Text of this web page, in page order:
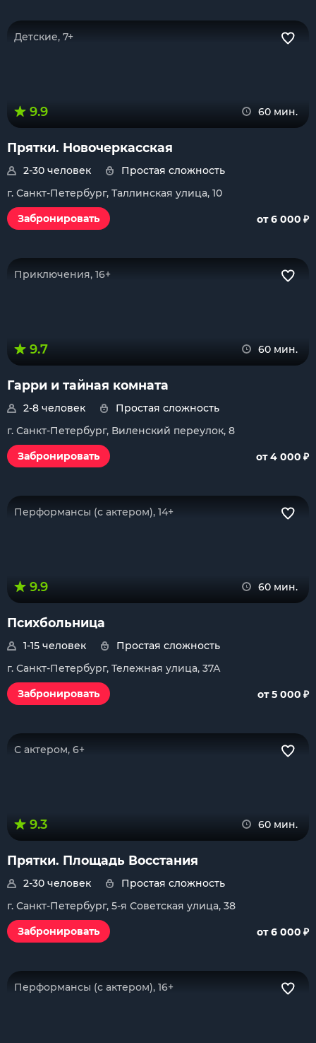
Детские, 7+
9.9 60 мин.
Прятки. Новочеркасская
2-30 человек
Простая сложность
г. Санкт-Петербург, Таллинская улица, 10
Забронировать
от 6 000 ₽
Приключения, 16+
9.7 60 мин.
Гарри и тайная комната
2-8 человек
Простая сложность
г. Санкт-Петербург, Виленский переулок, 8
Забронировать
от 4 000 ₽
Перформансы (с актером), 14+
9.9 60 мин.
Психбольница
1-15 человек
Простая сложность
г. Санкт-Петербург, Тележная улица, 37А
Забронировать
от 5 000 ₽
С актером, 6+
9.3 60 мин.
Прятки. Площадь Восстания
2-30 человек
Простая сложность
г. Санкт-Петербург, 5-я Советская улица, 38
Забронировать
от 6 000 ₽
Перформансы (с актером), 16+